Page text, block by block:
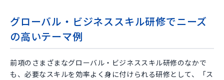
グローバル・ビジネススキル研修でニーズ
の高いテーマ例
前項のさまざまなグローバル・ビジネススキル研修のなかで
も、必要なスキルを効率よく身に付けられる研修として、「ス